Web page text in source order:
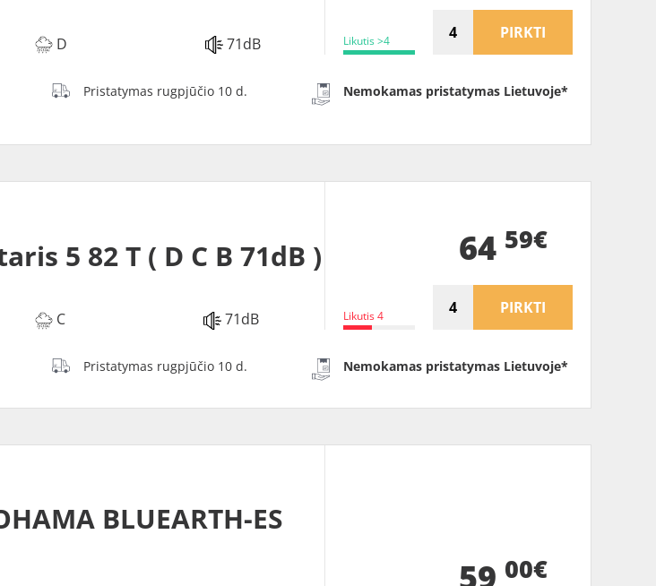
D 71dB Likutis >4 PIRKTI
Pristatymas rugpjūčio 10 d. Nemokamas pristatymas Lietuvoje*
5 82 T ( D C B 71dB )
C 71dB Likutis 4
64 59€
PIRKTI
Pristatymas rugpjūčio 10 d. Nemokamas pristatymas Lietuvoje*
BLUEARTH-ES
00€